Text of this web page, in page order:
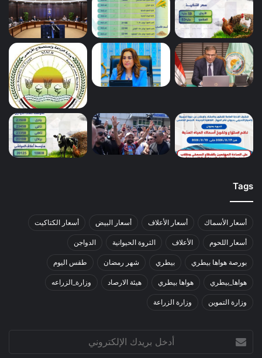
Tags
أسعار الأسماك أسعار الأعلاف أسعار البيض أسعار الكتاكيت
أسعار اللحوم الأعلاف الثروة الحيوانية الدواجن
بورصة هواها بيطري بيطري شهر رمضان طقس اليوم
هواها_بيطري هواها بيطري هيئة الارصاد وزارة_الزراعه
وزارة التموين وزارة الزراعة
بريدك